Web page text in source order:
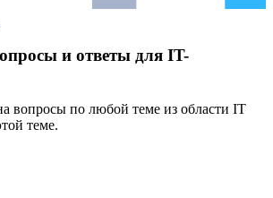
и ответы для IT-
вопросы по любой теме из области IT
теме.